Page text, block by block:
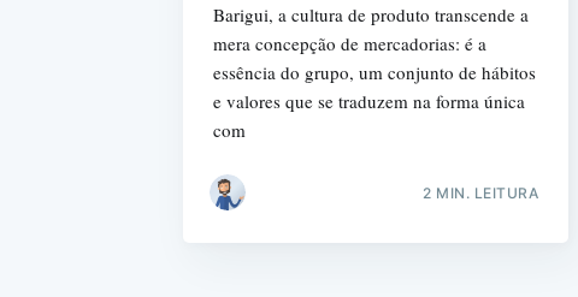
Barigui, a cultura de produto transcende a
mera concepção de mercadorias: é a
essência do grupo, um conjunto de hábitos
e valores que se traduzem na forma única
com
2 MIN. LEITURA